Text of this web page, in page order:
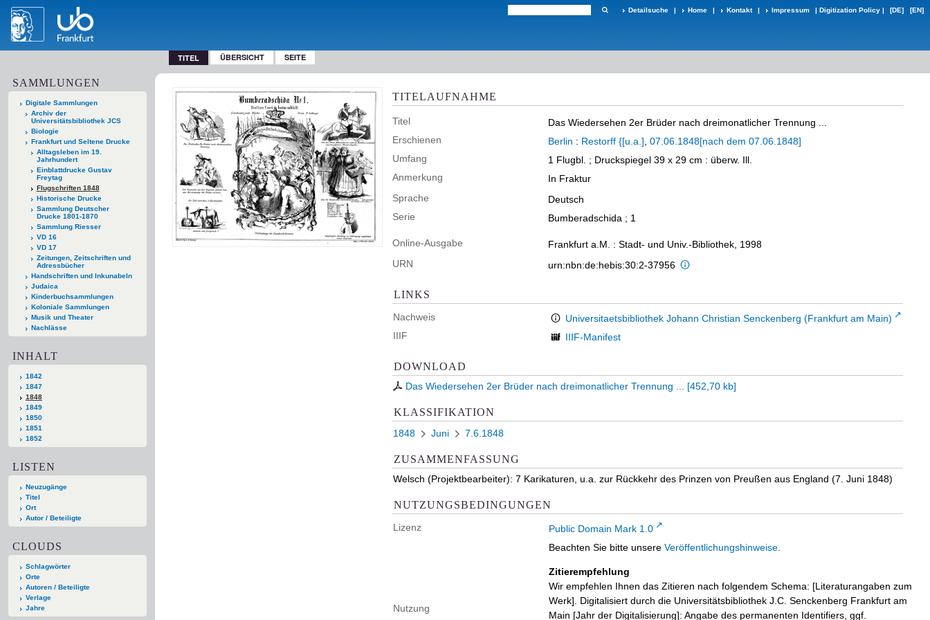
Detailsuche | Home | Kontakt | Impressum | Digitization Policy | [DE] [EN]
TITEL ÜBERSICHT SEITE
SAMMLUNGEN
Digitale Sammlungen
Archiv der
Universitätsbibliothek JCS
Biologie
Frankfurt und Seltene Drucke
Alltagsleben im 19.
Jahrhundert
Einblattdrucke Gustav
Freytag
Flugschriften 1848
Historische Drucke
Sammlung Deutscher
Drucke 1801-1870
Sammlung Riesser
VD 16
VD 17
Zeitungen, Zeitschriften und
Adressbücher
Handschriften und Inkunabeln
Judaica
Kinderbuchsammlungen
Koloniale Sammlungen
Musik und Theater
Nachlässe
INHALT
1842
1847
1848
1849
1850
1851
1852
LISTEN
Neuzugänge
Titel
Ort
Autor / Beteiligte
CLOUDS
Schlagwörter
Orte
Autoren / Beteiligte
Verlage
Jahre
TITELAUFNAHME
Titel
Das Wiedersehen 2er Brüder nach dreimonatlicher Trennung ...
Erschienen
Berlin : Restorff {[u.a.] 07.06.1848[nach dem 07.06.1848]
Umfang
1 Flugbl. ; Druckspiegel 39 x 29 cm : überw. Ill.
Anmerkung
In Fraktur
Sprache
Deutsch
Serie
Bumberadschida ; 1
Online-Ausgabe
Frankfurt a.M. : Stadt- und Univ.-Bibliothek, 1998
URN
urn:nbn:de:hebis:30:2-37956
LINKS
Nachweis
Universitaetsbibliothek Johann Christian Senckenberg (Frankfurt am Main)
IIIF
IIIF-Manifest
DOWNLOAD
Das Wiedersehen 2er Brüder nach dreimonatlicher Trennung ... [452,70 kb]
KLASSIFIKATION
1848 Juni 7.6.1848
ZUSAMMENFASSUNG
Welsch (Projektbearbeiter): 7 Karikaturen, u.a. zur Rückkehr des Prinzen von Preußen aus England (7. Juni 1848)
NUTZUNGSBEDINGUNGEN
Lizenz Public Domain Mark 1.0
Nutzung
Beachten Sie bitte unsere Veröffentlichungshinweise
Zitierempfehlung
Wir empfehlen Ihnen das Zitieren nach folgendem Schema: [Literaturangaben zum
Werk]. Digitalisiert durch die Universitätsbibliothek J.C. Senckenberg Frankfurt am
Main [Jahr der Digitalisierung]: Angabe des permanenten Identifiers, ggf.